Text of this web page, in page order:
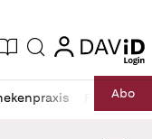
Ausgabe
Suche login
RechtAbo